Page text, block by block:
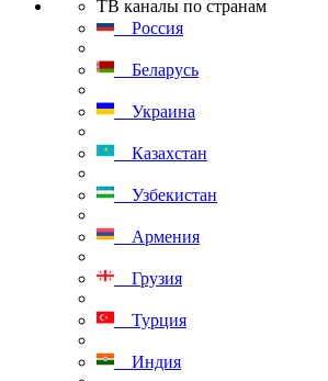
ТВ каналы по странам
Россия
Беларусь
Украина
Казахстан
Узбекистан
Армения
Грузия
Турция
Индия